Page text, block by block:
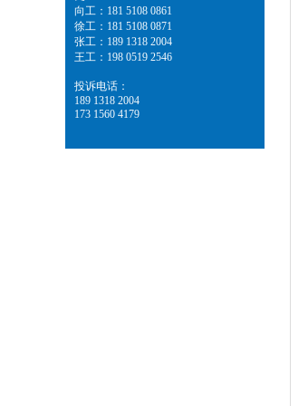
向工：181 5108 0861
徐工：181 5108 0871
张工：189 1318 2004
王工：198 0519 2546
投诉电话：
189 1318 2004
173 1560 4179